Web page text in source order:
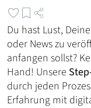
Du hast Lust,
oder News zu
anfangen sollst?
Hand! Unsere
durch jeden
Erfahrung mit